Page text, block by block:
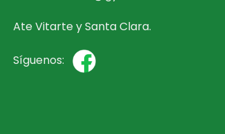
Ate Vitarte y Santa Clara.
Síguenos: